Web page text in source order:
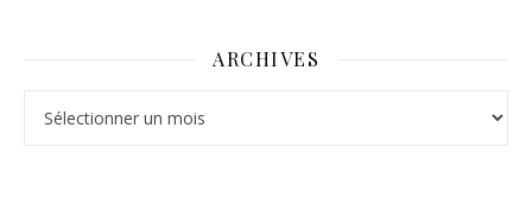
ARCHIVES